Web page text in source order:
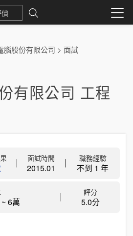
腦股份有限公司 > 面試
有限公司 工程
面試時間
2015.01
職務經驗
不到 1 年
6萬
評分
5.0分